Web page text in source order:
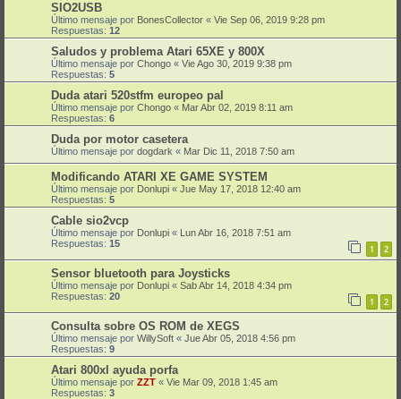
SIO2USB
Último mensaje por BonesCollector « Vie Sep 06, 2019 9:28 pm
Respuestas: 12
Saludos y problema Atari 65XE y 800X
Último mensaje por Chongo « Vie Ago 30, 2019 9:38 pm
Respuestas: 5
Duda atari 520stfm europeo pal
Último mensaje por Chongo « Mar Abr 02, 2019 8:11 am
Respuestas: 6
Duda por motor casetera
Último mensaje por dogdark « Mar Dic 11, 2018 7:50 am
Modificando ATARI XE GAME SYSTEM
Último mensaje por Donlupi « Jue May 17, 2018 12:40 am
Respuestas: 5
Cable sio2vcp
Último mensaje por Donlupi « Lun Abr 16, 2018 7:51 am
Respuestas: 15 1 2
Sensor bluetooth para Joysticks
Último mensaje por Donlupi « Sab Abr 14, 2018 4:34 pm
Respuestas: 20 1 2
Consulta sobre OS ROM de XEGS
Último mensaje por WillySoft « Jue Abr 05, 2018 4:56 pm
Respuestas: 9
Atari 800xl ayuda porfa
Último mensaje por ZZT « Vie Mar 09, 2018 1:45 am
Respuestas: 3